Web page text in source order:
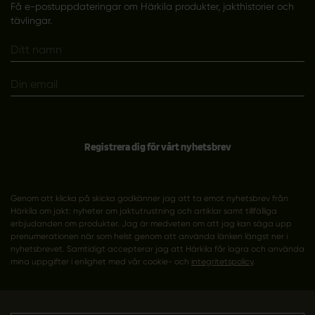
Få e-postuppdateringar om Härkila produkter, jakthistorier och
tävlingar.
Registrera dig för vårt nyhetsbrev
Genom att klicka på skicka godkänner jag att ta emot nyhetsbrev från
Härkila om jakt: nyheter om jaktutrustning och artiklar samt tillfälliga
erbjudanden om produkter. Jag är medveten om att jag kan säga upp
prenumerationen när som helst genom att använda länken längst ner i
nyhetsbrevet. Samtidigt accepterar jag att Härkila får lagra och använda
mina uppgifter i enlighet med vår cookie- och integritetspolicy.